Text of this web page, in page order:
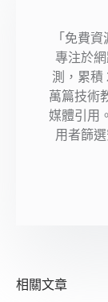
「免費
專注於
測，累積
萬篇技術
媒體引用
用者篩
相關文章